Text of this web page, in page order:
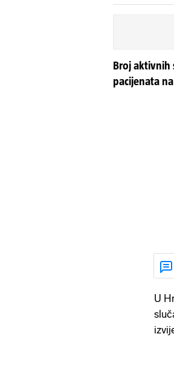
Broj aktivnih
pacijenata
U